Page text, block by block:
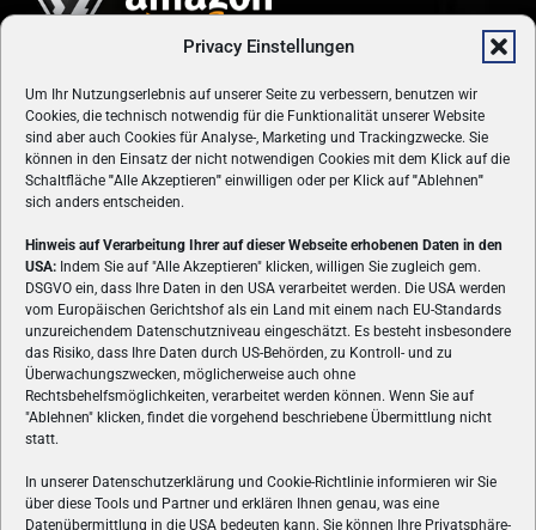
Privacy Einstellungen
Um Ihr Nutzungserlebnis auf unserer Seite zu verbessern, benutzen wir
Cookies, die technisch notwendig für die Funktionalität unserer Website
sind aber auch Cookies für Analyse-, Marketing und Trackingzwecke. Sie
können in den Einsatz der nicht notwendigen Cookies mit dem Klick auf die
Schaltfläche "Alle Akzeptieren" einwilligen oder per Klick auf"Ablehnen"
sich anders entscheiden.
Hinweis auf Verarbeitung Ihrer auf dieser Webseite erhobenen Daten in den
USA: Indem Sie auf "Alle Akzeptieren" klicken, willigen Sie zugleich gem.
DSGVO ein, dass Ihre Daten in den USA verarbeitet werden. Die USA werden
vom Europäischen Gerichtshof als ein Land mit einem nach EU-Standards
unzureichendem Datenschutzniveau eingeschätzt. Es besteht insbesondere
das Risiko, dass Ihre Daten durch US-Behörden, zu Kontroll- und zu
Überwachungszwecken, möglicherweise auch ohne
Rechtsbehelfsmöglichkeiten, verarbeitet werden können. Wenn Sie auf
"Ablehnen" klicken, findet die vorgehend beschriebene Übermittlung nicht
statt.
In unserer Datenschutzerklärung und Cookie-Richtlinie informieren wir Sie
über diese Tools und Partner und erklären Ihnen genau, was eine
Datenübermittlung in die USA bedeuten kann. Sie können Ihre Privatsphäre-
ÜBER UNS
VON GAMERN, FÜR GAMER! Gamers.at ist das älteste Online-
Spielemagazin Österreichs und bringt täglich aktuelle News,
Reviews und Videos zu PC- und Konsolenspielen, Gaming-
Hardware und aus der Welt des e-Sport's.
FOLGE UNS